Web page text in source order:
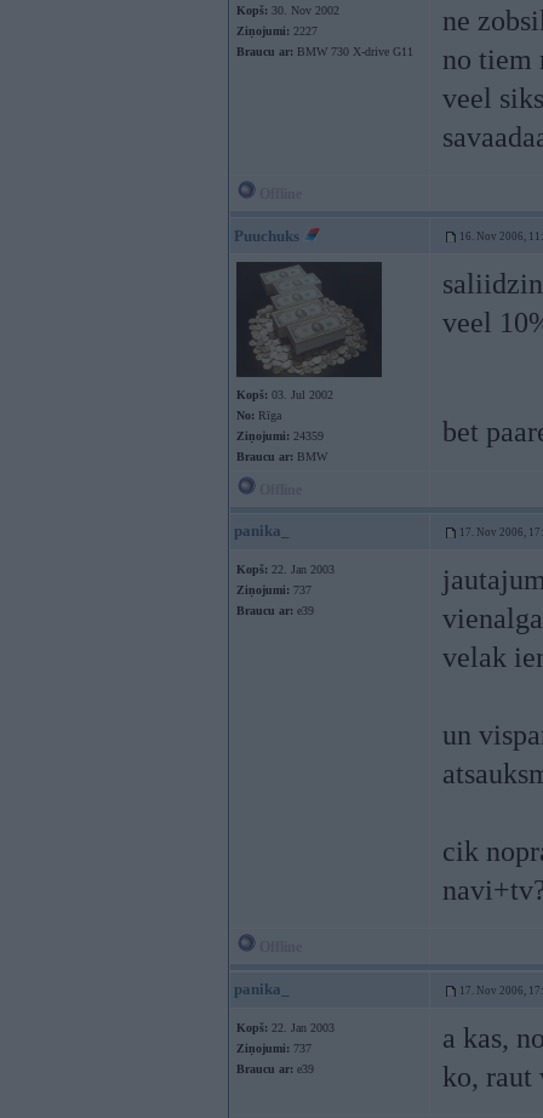
Kopš: 30. Nov 2002
Ziņojumi: 2227
Braucu ar: BMW 730 X-drive G11
ne
no tiem
veel
Puuchuks 16. Nov 2006,
Kopš: 03. Jul 2002
No: Rīga
Ziņojumi: 24359
Braucu ar: BMW
veel
bet
panika_ 17. Nov 2006,
Kopš: 22. Jan 2003
Ziņojumi: 737
Braucu ar: e39
velak
un
cik
panika_ 17. Nov 2006,
Kopš: 22. Jan 2003
Ziņojumi: 737
Braucu ar: e39
a kas,
ko, raut